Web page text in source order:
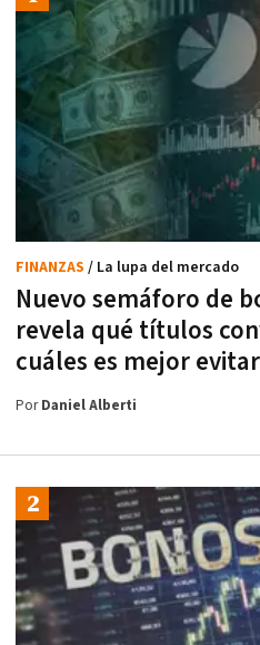
Nuevo semáforo de
revela qué títulos
cuáles es mejor evitar
FINANZAS / La lupa del mercado
PorDaniel Alberti